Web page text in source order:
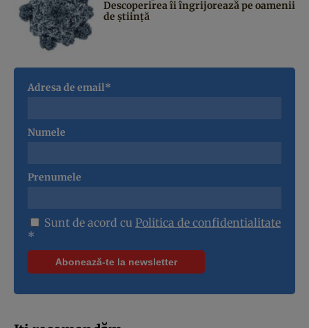
Descoperirea îi îngrijorează pe oamenii
de știință
Adresa de email*
Numele
Prenumele
Sunt de acord cu Politica de confidentialitate
*